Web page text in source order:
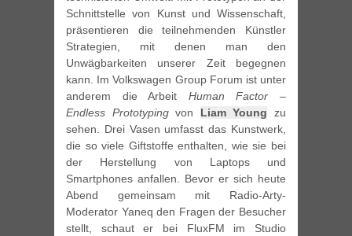
Schnittstelle von Kunst und Wissenschaft,
präsentieren die teilnehmenden Künstler
Strategien, mit denen man den
Unwägbarkeiten unserer Zeit begegnen
kann. Im Volkswagen Group Forum ist unter
anderem die Arbeit Human Factor –
Endless Prototypingvon Liam Young zu
sehen. Drei Vasen umfasst das Kunstwerk,
die so viele Giftstoffe enthalten, wie sie bei
der Herstellung von Laptops und
Smartphones anfallen. Bevor er sich heute
Abend gemeinsam mit Radio-Arty-
Moderator Yaneq den Fragen der Besucher
stellt, schaut er bei FluxFM im Studio